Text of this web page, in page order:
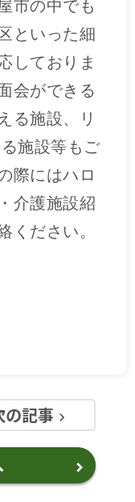
市の中でも
といった細
しておりま
会ができる
る施設、リ
施設等もご
際にはハロ
介護施設紹
ください。
の記事keyboard_arrow_right